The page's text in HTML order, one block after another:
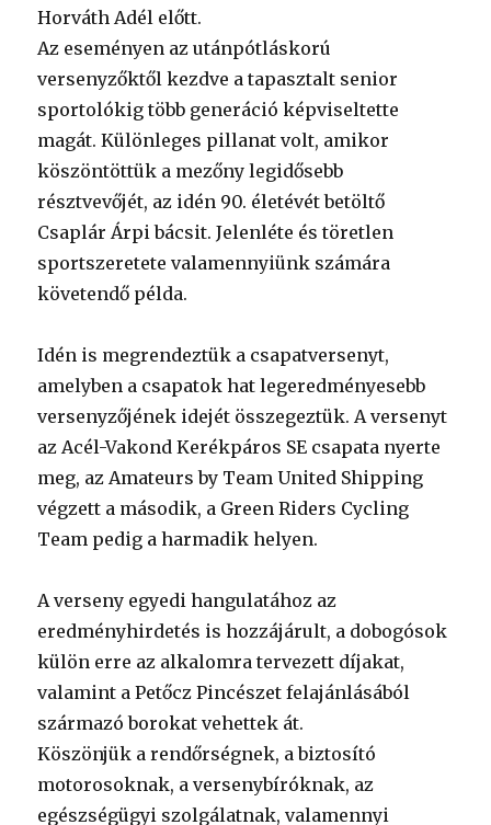
Horváth Adél előtt.
Az eseményen az utánpótláskorú
versenyzőktől kezdve a tapasztalt senior
sportolókig több generáció képviseltette
magát. Különleges pillanat volt, amikor
köszöntöttük a mezőny legidősebb
résztvevőjét, az idén 90. életévét betöltő
Csaplár Árpi bácsit. Jelenléte és töretlen
sportszeretete valamennyiünk számára
követendő példa.
Idén is megrendeztük a csapatversenyt,
amelyben a csapatok hat legeredményesebb
versenyzőjének idejét összegeztük. A versenyt
az Acél-Vakond Kerékpáros SE csapata nyerte
meg, az Amateurs by Team United Shipping
végzett a második, a Green Riders Cycling
Team pedig a harmadik helyen.
A verseny egyedi hangulatához az
eredményhirdetés is hozzájárult, a dobogósok
külön erre az alkalomra tervezett díjakat,
valamint a Petőcz Pincészet felajánlásából
származó borokat vehettek át.
Köszönjük a rendőrségnek, a biztosító
motorosoknak, a versenybíróknak, az
egészségügyi szolgálatnak, valamennyi